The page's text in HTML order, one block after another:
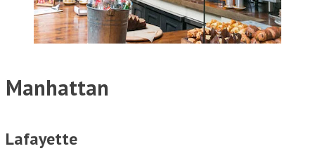
Manhattan
Lafayette